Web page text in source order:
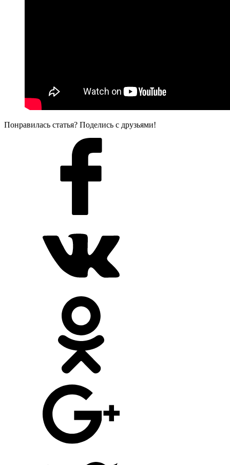
Понравилась статья? Поделись с друзьями!